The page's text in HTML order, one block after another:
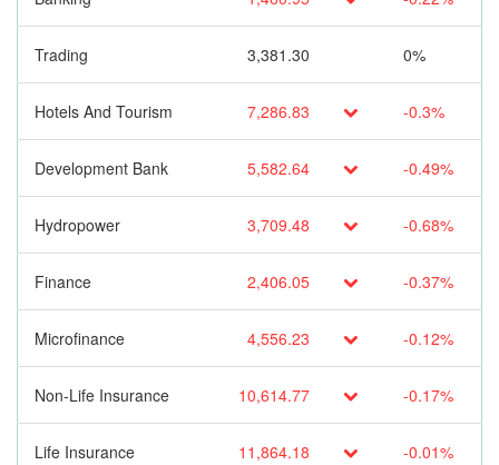
Trading 3,381.30 0%
Hotels And Tourism 7,286.83 -0.3%
Development Bank 5,582.64 -0.49%
Hydropower 3,709.48 -0.68%
Finance 2,406.05 -0.37%
Microfinance 4,556.23 -0.12%
Non-Life Insurance 10,614.77 -0.17%
Life Insurance 11,864.18 -0.01%